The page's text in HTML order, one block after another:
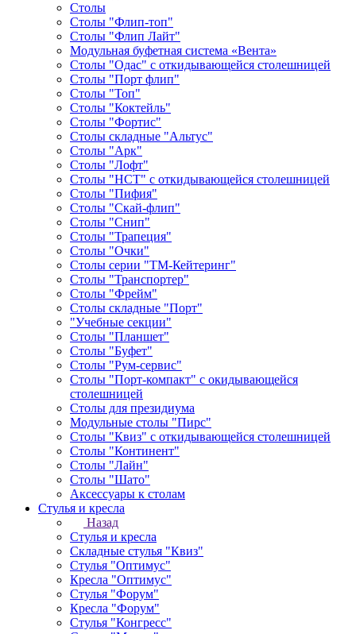
Столы
Столы "Флип-топ"
Столы "Флип Лайт"
Модульная буфетная система «Вента»
Столы "Одас" с откидывающейся столешницей
Столы "Порт флип"
Столы "Топ"
Столы "Коктейль"
Столы "Фортис"
Столы складные "Альтус"
Столы "Арк"
Столы "Лофт"
Столы "НСТ" с откидывающейся столешницей
Столы "Пифия"
Столы "Скай-флип"
Столы "Снип"
Столы "Трапеция"
Столы "Очки"
Столы серии "ТМ-Кейтеринг"
Столы "Транспортер"
Столы "Фрейм"
Столы складные "Порт"
"Учебные секции"
Столы "Планшет"
Столы "Буфет"
Столы "Рум-сервис"
Столы "Порт-компакт" с окидывающейся
столешницей
Столы для президиума
Модульные столы "Пирс"
Столы "Квиз" с откидывающейся столешницей
Столы "Континент"
Столы "Лайн"
Столы "Шато"
Аксессуары к столам
Стулья и кресла
Назад
Стулья и кресла
Складные стулья "Квиз"
Стулья "Оптимус"
Кресла "Оптимус"
Стулья "Форум"
Кресла "Форум"
Стулья "Конгресс"